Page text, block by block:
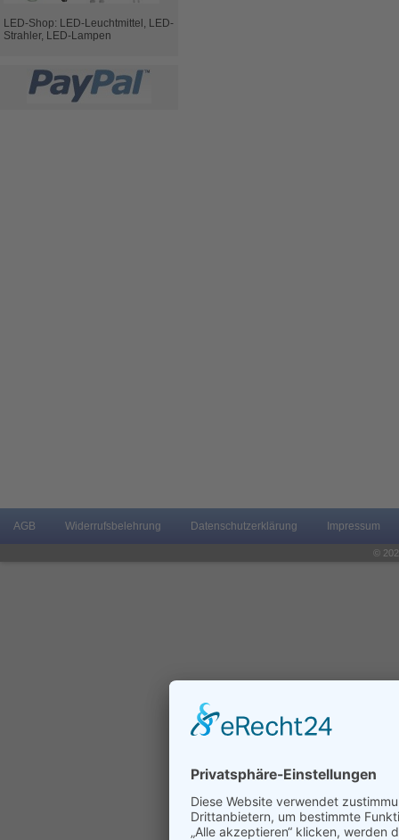
LED-Shop: LED-Leuchtmittel, LED-
Strahler, LED-Lampen
AGB Widerrufsbelehrung Datenschutzerklärung Impressum
©